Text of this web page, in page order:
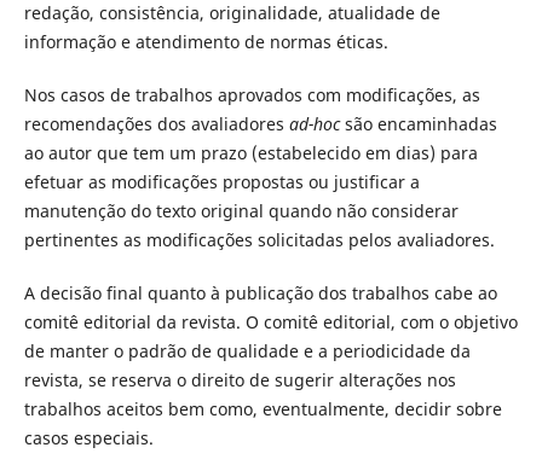
redação, consistência, originalidade, atualidade de
informação e atendimento de normas éticas.
Nos casos de trabalhos aprovados com modificações, as
recomendações dos avaliadores ad-hocsão encaminhadas
ao autor que tem um prazo (estabelecido em dias) para
efetuar as modificações propostas ou justificar a
manutenção do texto original quando não considerar
pertinentes as modificações solicitadas pelos avaliadores.
A decisão final quanto à publicação dos trabalhos cabe ao
comitê editorial da revista. O comitê editorial, com o objetivo
de manter o padrão de qualidade e a periodicidade da
revista, se reserva o direito de sugerir alterações nos
trabalhos aceitos bem como, eventualmente, decidir sobre
casos especiais.